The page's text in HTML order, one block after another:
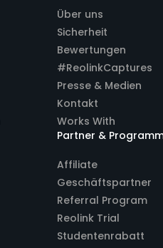
Über uns
Sicherheit
Bewertungen
#ReolinkCaptures
Presse & Medien
Kontakt
Works With
Partner &
Affiliate
Geschäftspartner
Referral Program
Reolink Trial
Studentenrabatt